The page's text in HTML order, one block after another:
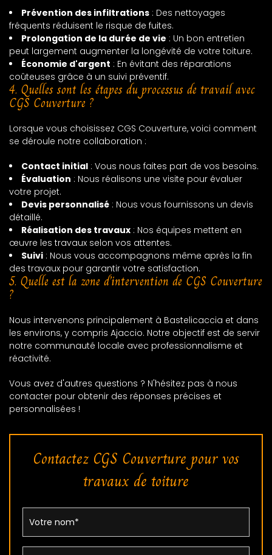
Prévention des infiltrations : Des nettoyages
fréquents réduisent le risque de fuites.
Prolongation de la durée de vie : Un bon entretien
peut largement augmenter la longévité de votre toiture.
Économie d'argent : En évitant des réparations
coûteuses grâce à un suivi préventif.
4. Quelles sont les étapes du processus de travail avec
CGS Couverture ?
Lorsque vous choisissez CGS Couverture, voici comment
se déroule notre collaboration :
Contact initial : Vous nous faites part de vos besoins.
Évaluation : Nous réalisons une visite pour évaluer
votre projet.
Devis personnalisé : Nous vous fournissons un devis
détaillé.
Réalisation des travaux : Nos équipes mettent en
œuvre les travaux selon vos attentes.
Suivi : Nous vous accompagnons même après la fin
des travaux pour garantir votre satisfaction.
5. Quelle est la zone d’intervention de CGS Couverture
?
Nous intervenons principalement à Bastelicaccia et dans
les environs, y compris Ajaccio. Notre objectif est de servir
notre communauté locale avec professionnalisme et
réactivité.
Vous avez d'autres questions ? N'hésitez pas à nous
contacter pour obtenir des réponses précises et
personnalisées !
Contactez CGS Couverture pour vos
travaux de toiture